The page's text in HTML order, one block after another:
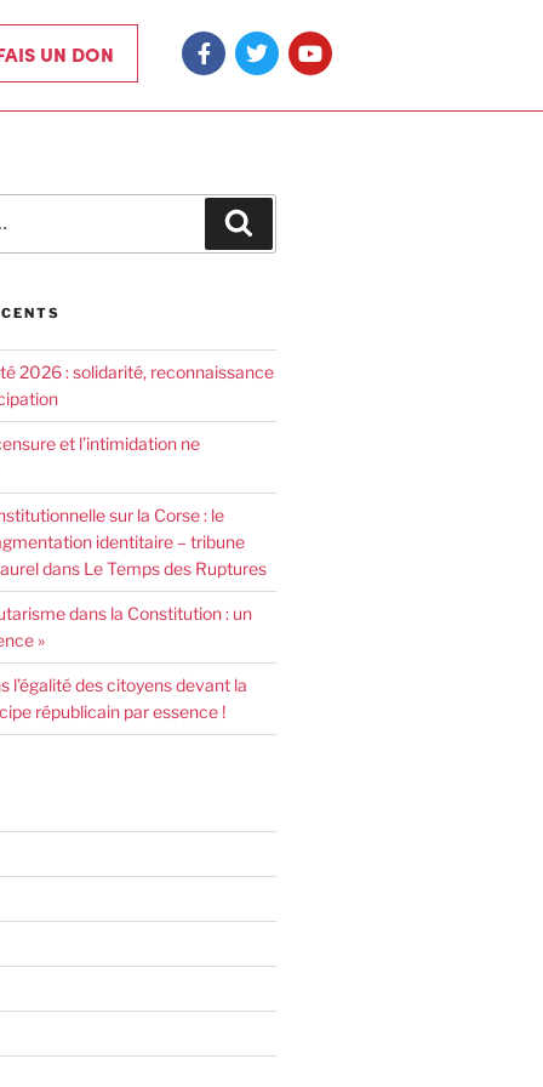
UN DON
2026 : solidarité, reconnaissance
et l’intimidation ne
sur la Corse : le
identitaire – tribune
dans Le Temps des Ruptures
dans la Constitution : un
»
l’égalité des citoyens devant la
républicain par essence !